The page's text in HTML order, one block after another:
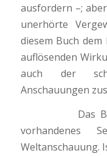
ausfordern –;
unerhörte
diesem Buch
auflösenden
auch der
Anschauungen
Das Buch
vorhandenes
Weltanschauung.